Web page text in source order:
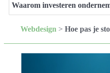
Waarom investeren
Webdesign > Hoe pas je